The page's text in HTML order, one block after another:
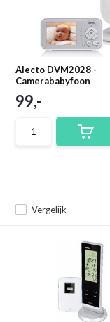
Alecto DVM2028 -
Camerababyfoon
Vergelijk
99,-